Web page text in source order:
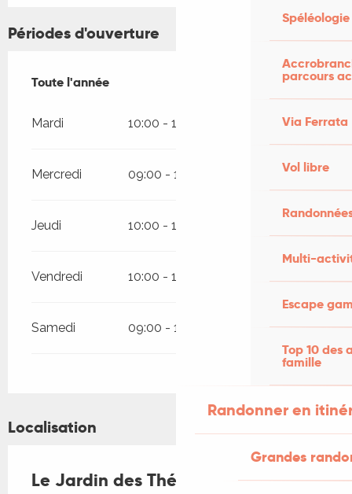
Spéléologie
parcours
Via Ferrata
Vol libre
Multi-
Escape
Top 10 des
famille
Randonner en
Grandes
Périodes d'ouverture
Toute l'année
Toute l'année
Mardi 10:00 - 18:30
Mercredi 09:00 - 18:30
Jeudi 10:00 - 18:30
Vendredi 10:00 - 18:30
Samedi 09:00 - 18:30
Localisation
Le Jardin des Thés